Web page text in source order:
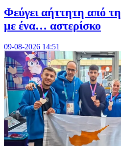
Φεύγει αήττητη από
με ένα… αστερίσκο
09-08-2026 14:51